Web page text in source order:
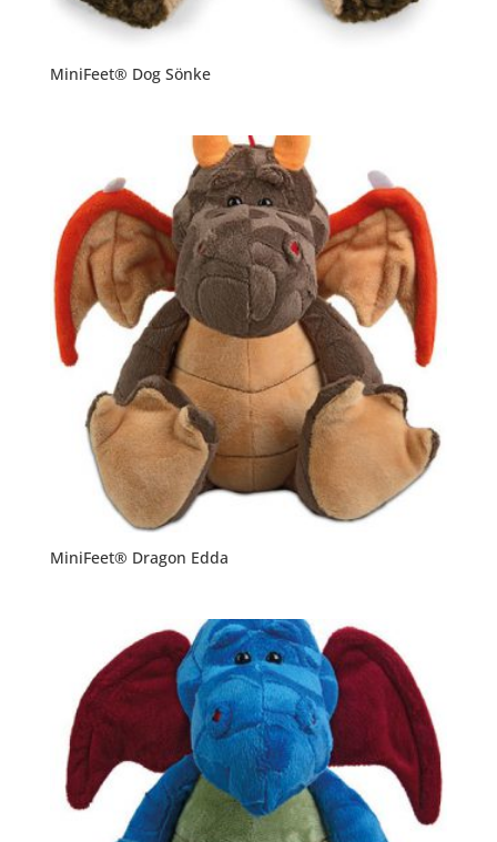
MiniFeet® Dog Sönke
MiniFeet® Dragon Edda